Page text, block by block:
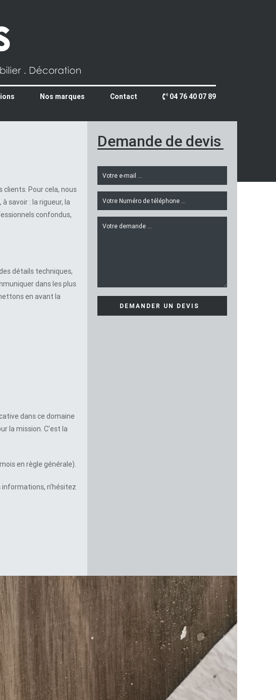
Nos marques Contact 04 76 40 07 89
Pour cela, nous
savoir : la rigueur, la
confondus,
détails techniques,
dans les plus
en avant la
dans ce domaine
la mission. C’est la
en règle générale).
n’hésitez
Demande de devis